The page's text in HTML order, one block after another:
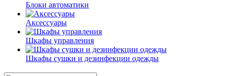
Блоки автоматики
Аксессуары
Шкафы управления
Шкафы сушки и дезинфекции одежды